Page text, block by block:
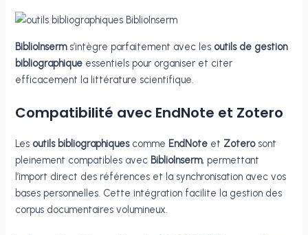
BiblioInserms’intègre parfaitement avec les outils de gestion
bibliographique essentiels pour organiser et citer
efficacement la littérature scientifique.
Compatibilité avec EndNote et Zotero
Les outils bibliographiquescomme EndNote et Zoterosont
pleinement compatibles avec BiblioInserm, permettant
l’import direct des références et la synchronisation avec vos
bases personnelles. Cette intégration facilite la gestion des
corpus documentaires volumineux.